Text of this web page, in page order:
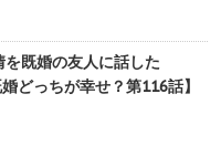
既婚の友人に話した
どっちが幸せ？第116話】